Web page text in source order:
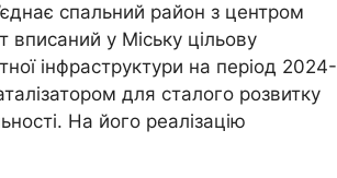
спальний район з центром
вписаний у Міську цільову
інфраструктури на період 2024-
для сталого розвитку
На його реалізацію